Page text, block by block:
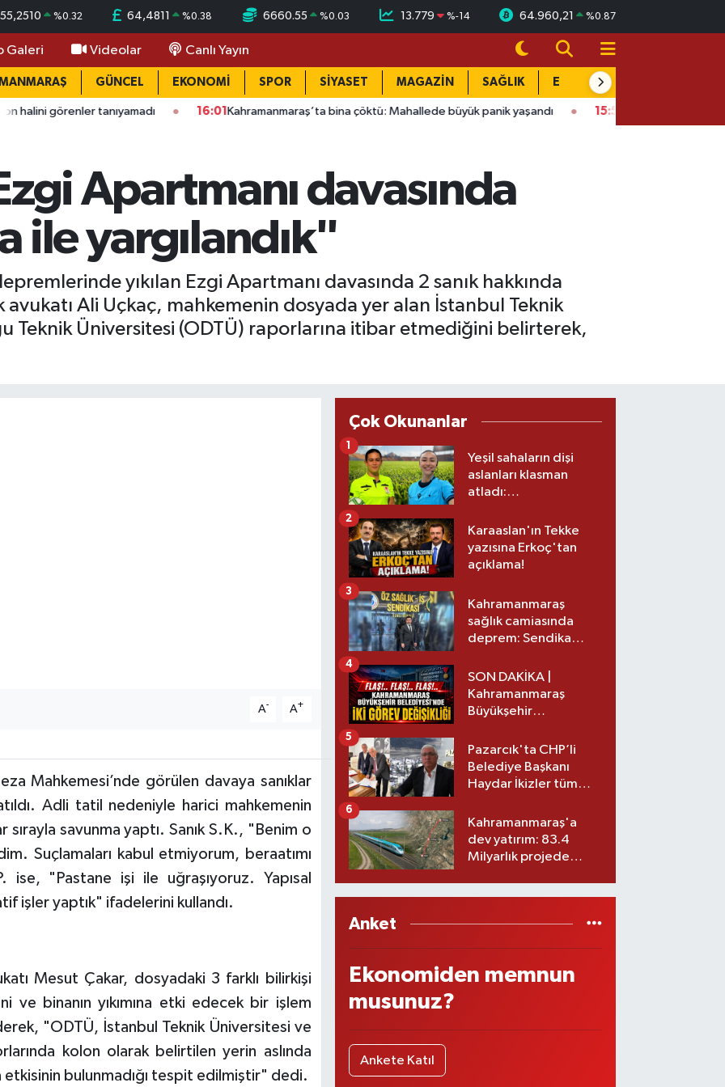
55,2510 %0.32 64,4811 %0.38 6660.55 %0.03 13.779 %-14 64.960,21 %0.87
Galeri Videolar Canlı Yayın
GÜNCEL EKONOMİ SPOR SİYASET MAGAZİN SAĞLIK EĞİTİM
tanıyamadı 16:01Kahramanmaraş’ta bina çöktü: Mahallede büyük panik yaşandı 15:58Bağlarbaşı Mahallesi'nde 101.
Apartmanı davasında
ile yargılandık"
yıkılan Ezgi Apartmanı davasında 2 sanık hakkında
avukatı Ali Uçkaç, mahkemenin dosyada yer alan İstanbul Teknik
Teknik Üniversitesi (ODTÜ) raporlarına itibar etmediğini belirterek,
A- A+
Mahkemesi’nde görülen davaya sanıklar
Adli tatil nedeniyle harici mahkemenin
sırayla savunma yaptı. Sanık S.K., "Benim o
Suçlamaları kabul etmiyorum, beraatımı
"Pastane işi ile uğraşıyoruz. Yapısal
işler yaptık" ifadelerini kullandı.
Mesut Çakar, dosyadaki 3 farklı bilirkişi
binanın yıkımına etki edecek bir işlem
"ODTÜ, İstanbul Teknik Üniversitesi ve
kolon olarak belirtilen yerin aslında
etkisinin bulunmadığı tespit edilmiştir" dedi.
Çok Okunanlar
Yeşil sahaların dişi
aslanları klasman
atladı:
üst lige iki transfer!
1
Karaaslan'ın Tekke
yazısına Erkoç'tan
açıklama!
2
Kahramanmaraş
sağlık camiasında
deprem: Sendika
3
SON DAKİKA |
Kahramanmaraş
Büyükşehir
görev değişikliği!
4
Pazarcık'ta CHP’li
Belediye Başkanı
Haydar İkizler tüm
yeni partisi
5
Kahramanmaraş'a
dev yatırım: 83.4
Milyarlık projede
6
Anket
Ekonomiden memnun
musunuz?
Ankete Katıl